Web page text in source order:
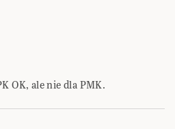
OK, ale nie dla PMK.